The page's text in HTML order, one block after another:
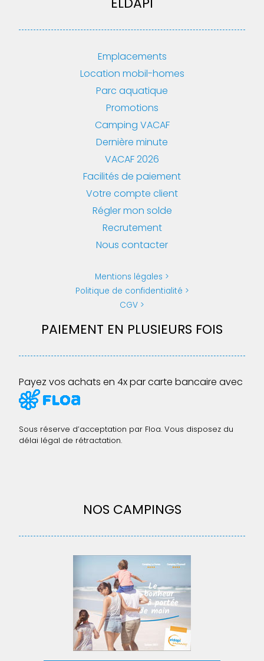
Emplacements
Location mobil-homes
Parc aquatique
Promotions
Camping VACAF
Dernière minute
VACAF 2026
Facilités de paiement
Votre compte client
Régler mon solde
Recrutement
Nous contacter
Mentions légales
Politique de confidentialité
CGV
PAIEMENT EN PLUSIEURS FOIS
Payez vos achats en 4x par carte bancaire avec
Sous réserve d’acceptation par Floa. Vous disposez du
délai légal de rétractation.
NOS CAMPINGS